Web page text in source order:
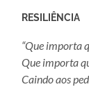
RESILIÊNCIA
“Que importa
Que importa
Caindo aos